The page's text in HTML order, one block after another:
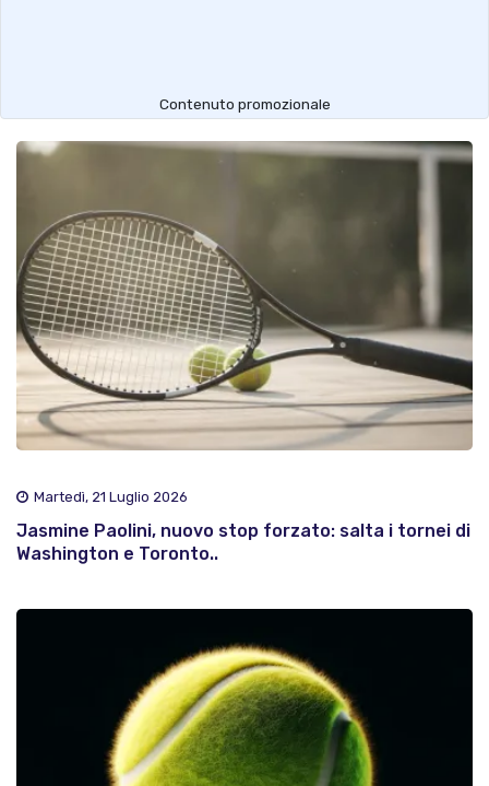
Contenuto promozionale
Martedì, 21 Luglio 2026
Jasmine Paolini, nuovo stop forzato: salta i tornei di
Washington e Toronto..